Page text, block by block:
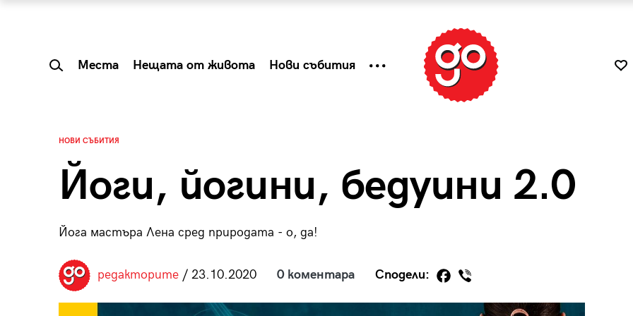
Места Нещата от живота Нови събития
НОВИ СЪБИТИЯ
Йоги, йогини, бедуини 2.0
Йога мастъра Лена сред природата - о, да!
редакторите/ 23.10.2020 0 коментара Сподели: